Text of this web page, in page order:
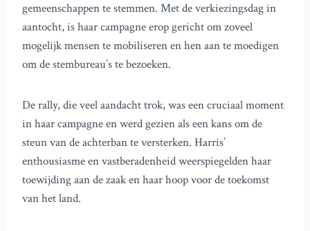
gemeenschappen te stemmen. Met de verkiezingsdag in
aantocht, is haar campagne erop gericht om zoveel
mogelijk mensen te mobiliseren en hen aan te moedigen
om de stembureau’s te bezoeken.
De rally, die veel aandacht trok, was een cruciaal moment
in haar campagne en werd gezien als een kans om de
steun van de achterban te versterken. Harris’
enthousiasme en vastberadenheid weerspiegelden haar
toewijding aan de zaak en haar hoop voor de toekomst
van het land.